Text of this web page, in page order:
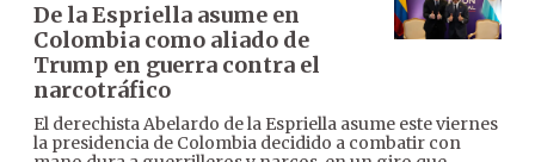
De la Espriella asume en
Colombia como aliado de
Trump en guerra contra el
narcotráfico
El derechista Abelardo de la Espriella asume este viernes
la presidencia de Colombia decidido a combatir con